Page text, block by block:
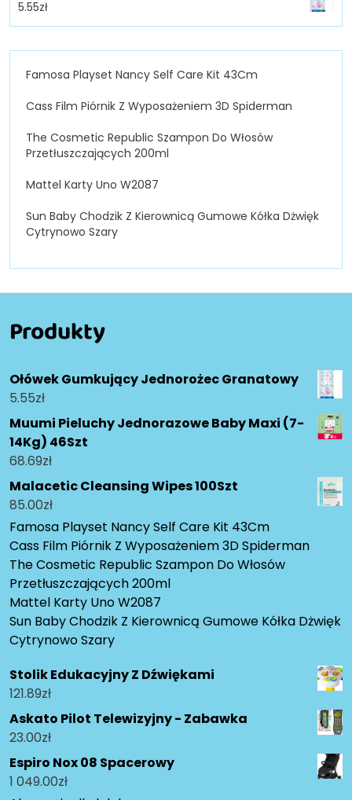
5.55zł
Famosa Playset Nancy Self Care Kit 43Cm
Cass Film Piórnik Z Wyposażeniem 3D Spiderman
The Cosmetic Republic Szampon Do Włosów
Przetłuszczających 200ml
Mattel Karty Uno W2087
Sun Baby Chodzik Z Kierownicą Gumowe Kółka Dżwięk
Cytrynowo Szary
Produkty
Ołówek Gumkujący Jednorożec Granatowy
5.55zł
Muumi Pieluchy Jednorazowe Baby Maxi (7-
14Kg) 46Szt
68.69zł
Malacetic Cleansing Wipes 100Szt
85.00zł
Famosa Playset Nancy Self Care Kit 43Cm
Cass Film Piórnik Z Wyposażeniem 3D Spiderman
The Cosmetic Republic Szampon Do Włosów
Przetłuszczających 200ml
Mattel Karty Uno W2087
Sun Baby Chodzik Z Kierownicą Gumowe Kółka Dżwięk
Cytrynowo Szary
Stolik Edukacyjny Z Dźwiękami
121.89zł
Askato Pilot Telewizyjny - Zabawka
23.00zł
Espiro Nox 08 Spacerowy
1 049.00zł